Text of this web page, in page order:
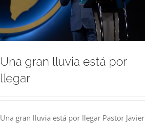
Una gran lluvia está por
llegar
Una gran lluvia está por llegar Pastor Javier